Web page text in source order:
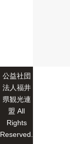
公益社団
法人福井
県観光連
盟 All
Rights
Reserved.